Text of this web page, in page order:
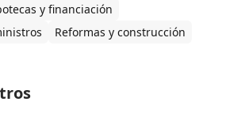
y financiación
Reformas y construcción